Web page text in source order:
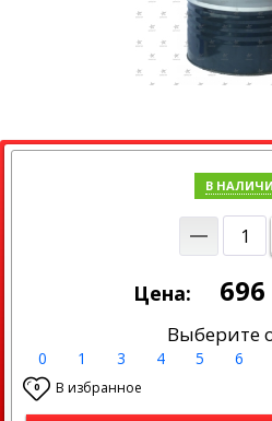
В
Цена: 696
Выберите
0 1 3 4 5 6
0 В избранное